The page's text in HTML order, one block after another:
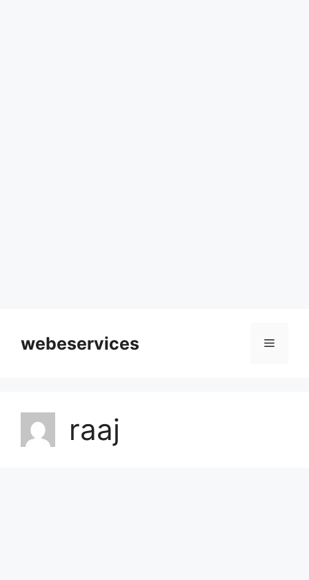
contentwebeservices Menu
raaj